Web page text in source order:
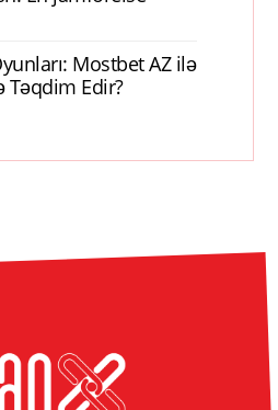
Mostbet AZ ilə
Təqdim Edir?